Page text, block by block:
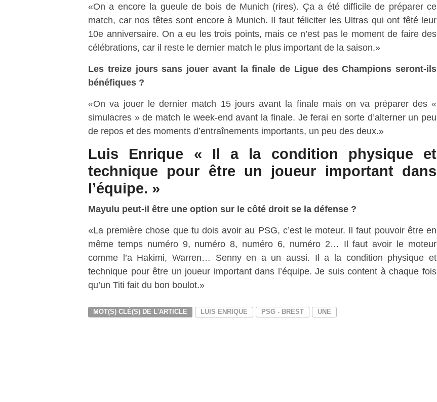
«On a encore la gueule de bois de Munich (rires). Ça a été difficile de préparer ce
match, car nos têtes sont encore à Munich. Il faut féliciter les Ultras qui ont fêté leur
10e anniversaire. On a eu les trois points, mais ce n’est pas le moment de faire des
célébrations, car il reste le dernier match le plus important de la saison.»
Les treize jours sans jouer avant la finale de Ligue des Champions seront-ils
bénéfiques ?
«On va jouer le dernier match 15 jours avant la finale mais on va préparer des «
simulacres » de match le week-end avant la finale. Je ferai en sorte d’alterner un peu
de repos et des moments d’entraînements importants, un peu des deux.»
Luis Enrique « Il a la condition physique et
technique pour être un joueur important dans
l’équipe. »
Mayulu peut-il être une option sur le côté droit se la défense ?
«La première chose que tu dois avoir au PSG, c’est le moteur. Il faut pouvoir être en
même temps numéro 9, numéro 8, numéro 6, numéro 2… Il faut avoir le moteur
comme l’a Hakimi, Warren… Senny en a un aussi. Il a la condition physique et
technique pour être un joueur important dans l’équipe. Je suis content à chaque fois
qu’un Titi fait du bon boulot.»
MOT(S) CLÉ(S) DE L'ARTICLE LUIS ENRIQUE PSG - BREST UNE